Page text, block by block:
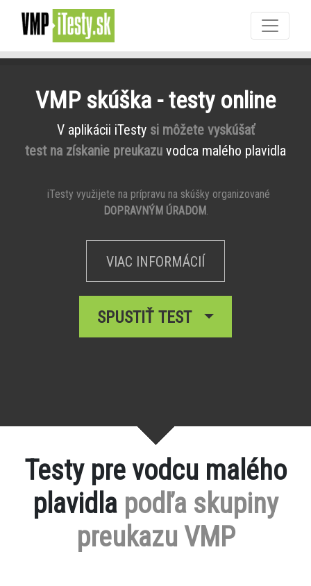
VMP skúška - testy online
V aplikácii iTesty si môžete vyskúšať
test na získanie preukazu vodca malého plavidla
iTesty využijete na prípravu na skúšky organizované
DOPRAVNÝM ÚRADOM.
VIAC INFORMÁCIÍ
SPUSTIŤ TEST
Testy pre vodcu malého
plavidla podľa skupiny
preukazu VMP